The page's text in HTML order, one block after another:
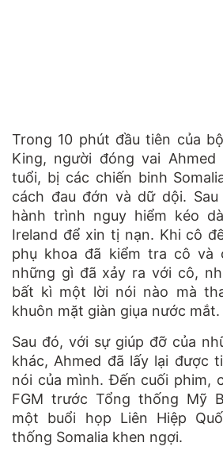
Trong 10 phút đầu tiên của
King, người đóng vai
tuổi, bị các chiến binh
cách đau đớn và dữ dội.
hành trình nguy hiểm kéo
Ireland để xin tị nạn. Khi cô
phụ khoa đã kiểm tra cô và
những gì đã xảy ra với cô,
bất kì một lời nói nào mà
khuôn mặt giàn giụa nước mắt.
Sau đó, với sự giúp đỡ của
khác, Ahmed đã lấy lại được
nói của mình. Đến cuối phim,
FGM trước Tổng thống Mỹ
một buổi họp Liên Hiệp
thống Somalia khen ngợi.